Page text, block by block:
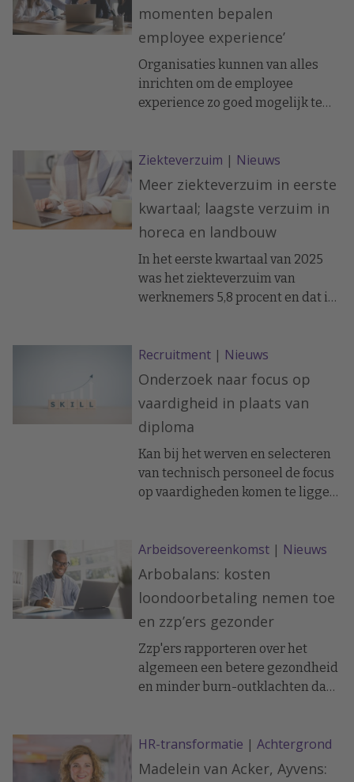
vaardigheden, investeren in een
gezondere (beroeps)bevolking,
bevorderen van mobiliteit en het
integreren van mensen met een
kwetsbare positie op de
momenten bepalen
employee experience’
Organisaties kunnen van alles
inrichten om de employee
experience zo goed mogelijk te
momenten, en meestal
ongepland.
Ziekteverzuim | Nieuws
Meer ziekteverzuim in eerste
kwartaal; laagste verzuim in
horeca en landbouw
In het eerste kwartaal van 2025
was het ziekteverzuim van
werknemers 5,8 procent en dat is
Recruitment | Nieuws
Onderzoek naar focus op
vaardigheid in plaats van
diploma
Kan bij het werven en selecteren
van technisch personeel de focus
op vaardigheden komen te liggen
organisatiepsychologen van de
Erasmus Universiteit Rotterdam
onderzoeken, in samenwerking
met maatschappelijke partijen.
Arbeidsovereenkomst | Nieuws
Arbobalans: kosten
loondoorbetaling nemen toe
en zzp’ers gezonder
Zzp'ers rapporteren over het
algemeen een betere gezondheid
en minder burn-outklachten dan
HR-transformatie | Achtergrond
Madelein van Acker, Ayvens: